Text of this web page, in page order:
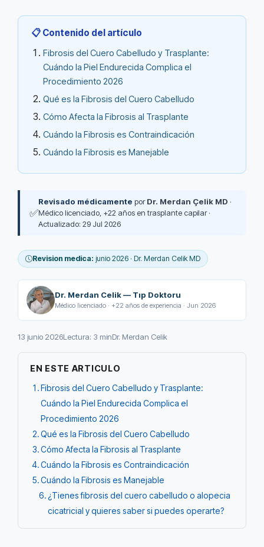
📋 Contenido del artículo
Fibrosis del Cuero Cabelludo y Trasplante:
Cuándo la Piel Endurecida Complica el
Procedimiento 2026
Qué es la Fibrosis del Cuero Cabelludo
Cómo Afecta la Fibrosis al Trasplante
Cuándo la Fibrosis es Contraindicación
Cuándo la Fibrosis es Manejable
✅
Revisado médicamente porDr. Merdan Çelik MD ·
Médico licenciado, +22 años en trasplante capilar ·
Actualizado: 29 Jul 2026
Revision medica: junio 2026 · Dr. Merdan Celik MD
Dr. Merdan Celik — Tıp Doktoru
Médico licenciado · +22 años de experiencia · Jun 2026
13 junio 2026Lectura: 3 minDr. Merdan Celik
EN ESTE ARTICULO
Fibrosis del Cuero Cabelludo y Trasplante:
Cuándo la Piel Endurecida Complica el
Procedimiento 2026
Qué es la Fibrosis del Cuero Cabelludo
Cómo Afecta la Fibrosis al Trasplante
Cuándo la Fibrosis es Contraindicación
Cuándo la Fibrosis es Manejable
¿Tienes fibrosis del cuero cabelludo o alopecia
cicatricial y quieres saber si puedes operarte?